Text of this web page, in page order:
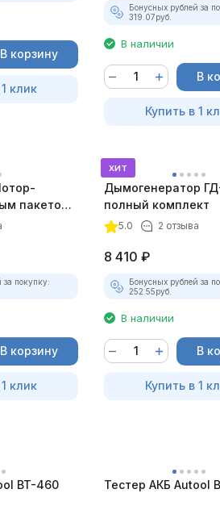
В корзину
клик
Бонусных рублей за
319.07руб.
В наличии
В
Купить в 1
пакетом
за покупку:
В корзину
клик
хит
Дымогенератор
полный комплект
5.0 2 отзыва
8 410 ₽
Бонусных рублей за
252.55руб.
В наличии
В
Купить в 1
BT-460 Тестер АКБ Autool